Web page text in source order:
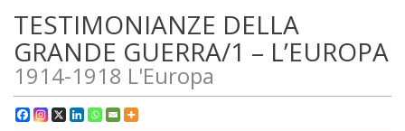
TESTIMONIANZE DELLA
GRANDE GUERRA/1 – L’EUROPA
1914-1918 L'Europa